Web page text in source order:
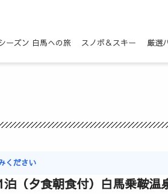
ーズン 白馬への旅 スノボ＆スキー 厳選
ください
（夕食朝食付）白馬乗鞍温